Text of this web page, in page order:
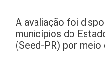
A avaliação foi
municípios do
(Seed-PR) por meio